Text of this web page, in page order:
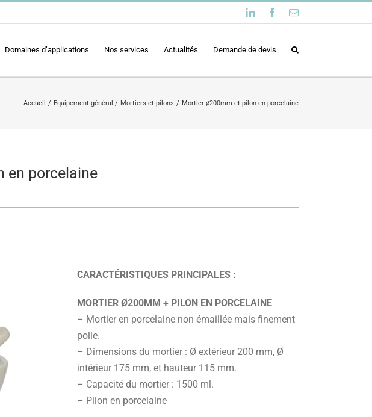
LinkedInFacebook
Email
Domaines d’applications Nos services Actualités Demande de devis
Accueil Equipement général Mortiers et pilons Mortier ø200mm et pilon en porcelaine
en porcelaine
CARACTÉRISTIQUES PRINCIPALES :
MORTIER Ø200MM + PILON EN PORCELAINE
– Mortier en porcelaine non émaillée mais finement
polie.
– Dimensions du mortier : Ø extérieur 200 mm, Ø
intérieur 175 mm, et hauteur 115 mm.
– Capacité du mortier : 1500 ml.
– Pilon en porcelaine